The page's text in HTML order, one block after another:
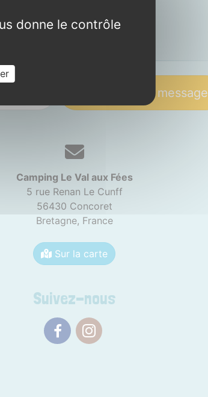
Contact
Envoyer un message
Camping Le Val aux Fées
5 rue Renan Le Cunff
56430 Concoret
Bretagne, France
Sur la carte
Suivez-nous
donne le contrôle